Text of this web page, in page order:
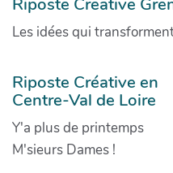
Les idées qui
Riposte Créative en
Centre-Val de Loire
Y'a plus de printemps
M'sieurs Dames !